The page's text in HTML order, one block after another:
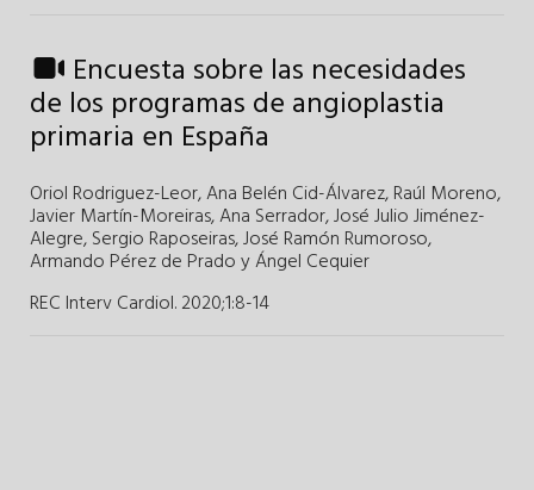
Encuesta sobre las necesidades
de los programas de angioplastia
primaria en España
Oriol Rodriguez-Leor,Ana Belén Cid-Álvarez,Raúl Moreno,
Javier Martín-Moreiras,Ana Serrador,José Julio Jiménez-
Alegre,Sergio Raposeiras,José Ramón Rumoroso,
Armando Pérez de PradoyÁngel Cequier
REC Interv Cardiol. 2020;1:8-14